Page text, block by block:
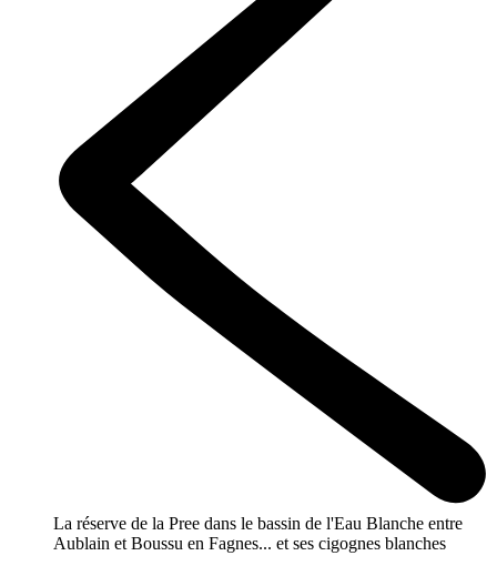
La réserve de la Pree dans le bassin de l'Eau Blanche entre
Aublain et Boussu en Fagnes... et ses cigognes blanches